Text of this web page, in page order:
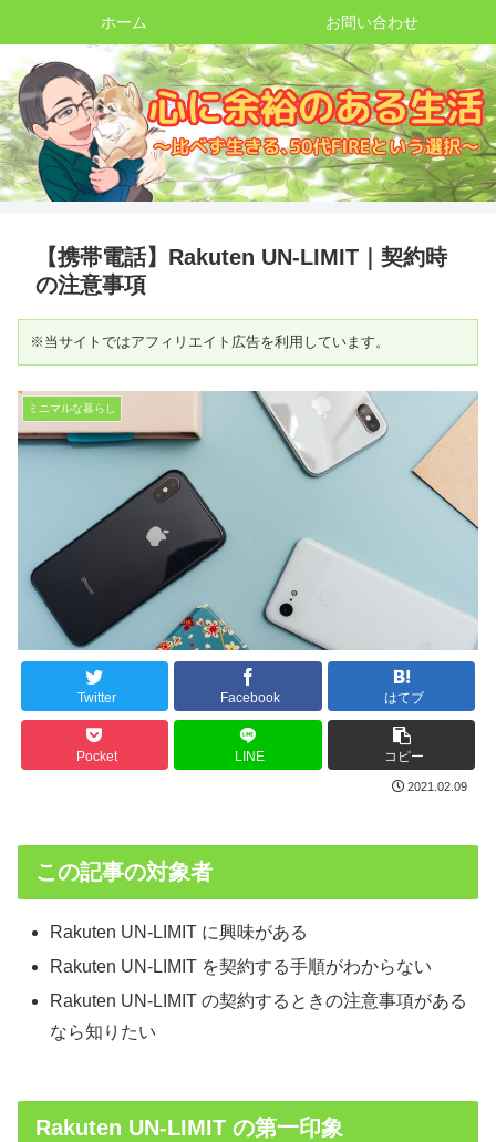
ホーム お問い合わせ
【携帯電話】Rakuten UN-LIMIT｜契約時
の注意事項
※当サイトではアフィリエイト広告を利用しています。
ミニマルな暮らし
Twitter Facebook はてブ
Pocket LINE コピー
2021.02.09
この記事の対象者
Rakuten UN-LIMIT に興味がある
Rakuten UN-LIMIT を契約する手順がわからない
Rakuten UN-LIMIT の契約するときの注意事項がある
なら知りたい
Rakuten UN-LIMIT の第一印象